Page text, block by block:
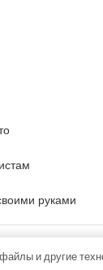
руками
и другие